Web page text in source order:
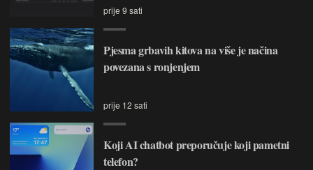
prije 9 sati
Pjesma grbavih kitova na više je načina
povezana s ronjenjem
prije 12 sati
Koji AI chatbot preporučuje koji pametni
telefon?